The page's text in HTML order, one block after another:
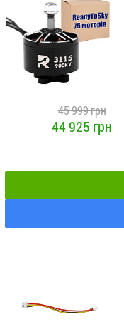
45 999 грн
44 925 грн